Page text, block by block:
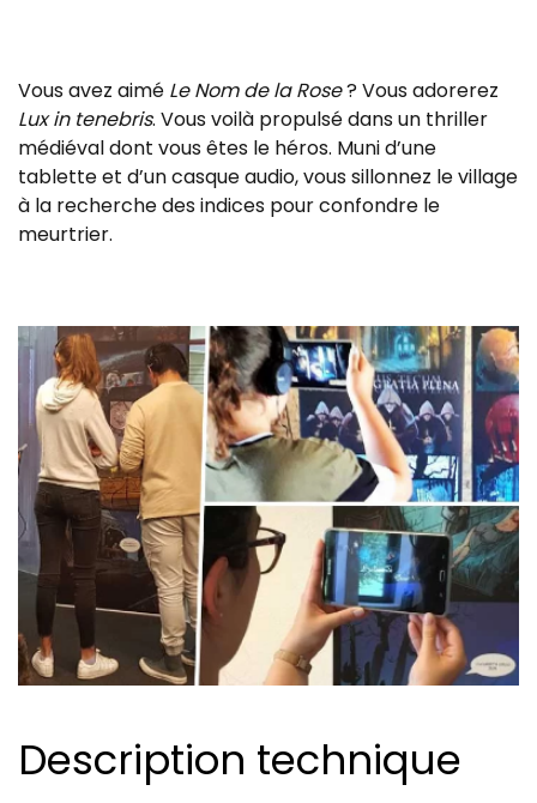
Vous avez aimé Le Nom de la Rose? Vous adorerez
Lux in tenebris. Vous voilà propulsé dans un thriller
médiéval dont vous êtes le héros. Muni d’une
tablette et d’un casque audio, vous sillonnez le village
à la recherche des indices pour confondre le
meurtrier.
Description technique